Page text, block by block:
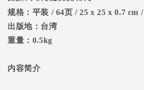
规格：平装 / 64页 / 25 x 25 x 0.7 cm /
出版地：台湾
重量： 0.5kg
内容简介